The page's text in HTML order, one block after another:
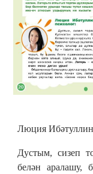
Люция
Дустым, сизеп
белән аралашу,